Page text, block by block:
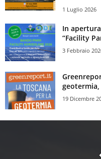
1 Luglio 2026
In
“Facility
3 Febbraio
geotermia,
19 Dicembre